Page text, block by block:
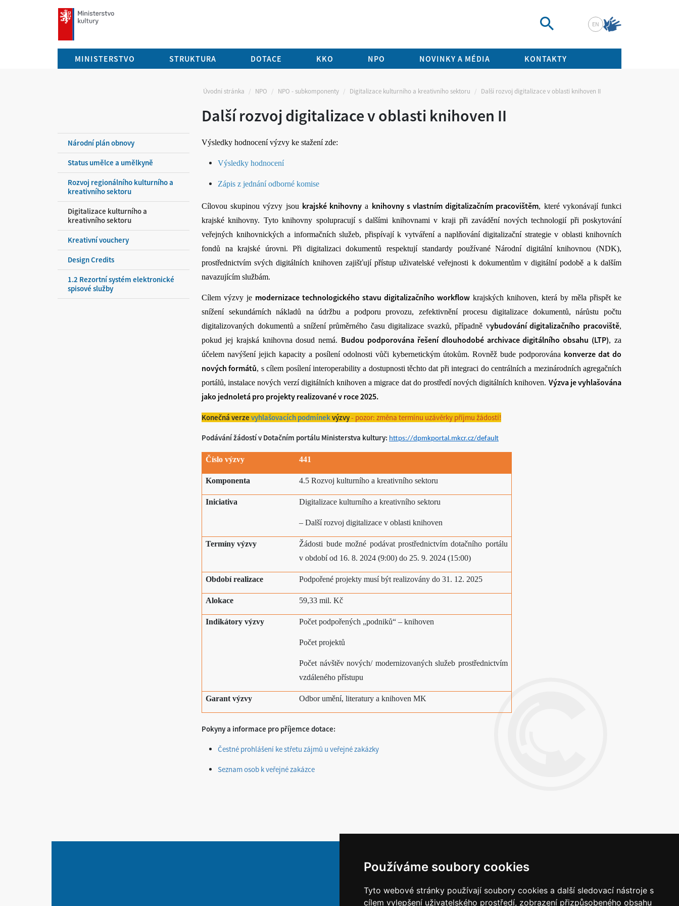
Používáme soubory cookies
Tyto webové stránky používají soubory cookies a další sledovací nástroje s
cílem vylepšení uživatelského prostředí, zobrazení přizpůsobeného obsahu
mkcr.cz
EN
MINISTERSTVO STRUKTURA DOTACE KKO NPO NOVINKY A MÉDIA KONTAKTY
Úvodní stránka NPO NPO - subkomponenty Digitalizace kulturního a kreativního sektoru Další rozvoj digitalizace v oblasti knihoven II
Další rozvoj digitalizace v oblasti knihoven II
Národní plán obnovy
Status umělce a umělkyně
Rozvoj regionálního kulturního a
kreativního sektoru
Digitalizace kulturního a
kreativního sektoru
Kreativní vouchery
Design Credits
1.2 Rezortní systém elektronické
spisové služby
Výsledky hodnocení výzvy ke stažení zde:
Výsledky hodnocení
Zápis z jednání odborné komise
Cílovou skupinou výzvy jsou krajské knihovny a knihovny s vlastním digitalizačním pracovištěm, které vykonávají funkci
krajské knihovny. Tyto knihovny spolupracují s dalšími knihovnami v kraji při zavádění nových technologií při poskytování
veřejných knihovnických a informačních služeb, přispívají k vytváření a naplňování digitalizační strategie v oblasti knihovních
fondů na krajské úrovni. Při digitalizaci dokumentů respektují standardy používané Národní digitální knihovnou (NDK),
prostřednictvím svých digitálních knihoven zajišťují přístup uživatelské veřejnosti k dokumentům v digitální podobě a k dalším
navazujícím službám.
Cílem výzvy je modernizace technologického stavu digitalizačního workflow krajských knihoven, která by měla přispět ke
snížení sekundárních nákladů na údržbu a podporu provozu, zefektivnění procesu digitalizace dokumentů, nárůstu počtu
digitalizovaných dokumentů a snížení průměrného času digitalizace svazků, případně vybudování digitalizačního pracoviště,
pokud jej krajská knihovna dosud nemá. Budou podporována řešení dlouhodobé archivace digitálního obsahu (LTP), za
účelem navýšení jejich kapacity a posílení odolnosti vůči kybernetickým útokům. Rovněž bude podporována konverze dat do
nových formátů, s cílem posílení interoperability a dostupnosti těchto dat při integraci do centrálních a mezinárodních agregačních
portálů, instalace nových verzí digitálních knihoven a migrace dat do prostředí nových digitálních knihoven. Výzva je vyhlašována
jako jednoletá pro projekty realizované v roce 2025.
Konečná verze vyhlašovacích podmínekvýzvy- pozor: změna termínu uzávěrky příjmu žádostí!
Podávání žádostí v Dotačním portálu Ministerstva kultury: https://dpmkportal.mkcr.cz/default
Číslo výzvy 441
Komponenta 4.5 Rozvoj kulturního a kreativního sektoru
Iniciativa Digitalizace kulturního a kreativního sektoru
– Další rozvoj digitalizace v oblasti knihoven
Termíny výzvy
Žádosti bude možné podávat prostřednictvím dotačního portálu
v období od 16. 8. 2024 (9:00) do 25. 9. 2024 (15:00)
Období realizace Podpořené projekty musí být realizovány do 31. 12. 2025
Alokace 59,33 mil. Kč
Indikátory výzvy Počet podpořených „podniků“ – knihoven
Počet projektů
Počet návštěv nových/ modernizovaných služeb prostřednictvím
vzdáleného přístupu
Garant výzvy Odbor umění, literatury a knihoven MK
Pokyny a informace pro příjemce dotace:
Čestné prohlášení ke střetu zájmů u veřejné zakázky
Seznam osob k veřejné zakázce
Napište nám
Vaše náměty, komentáře, připomínky a